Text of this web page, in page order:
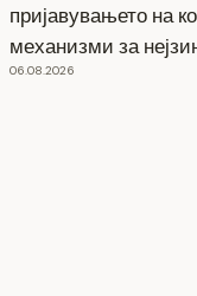
пријавувањето на
механизми за
06.08.2026